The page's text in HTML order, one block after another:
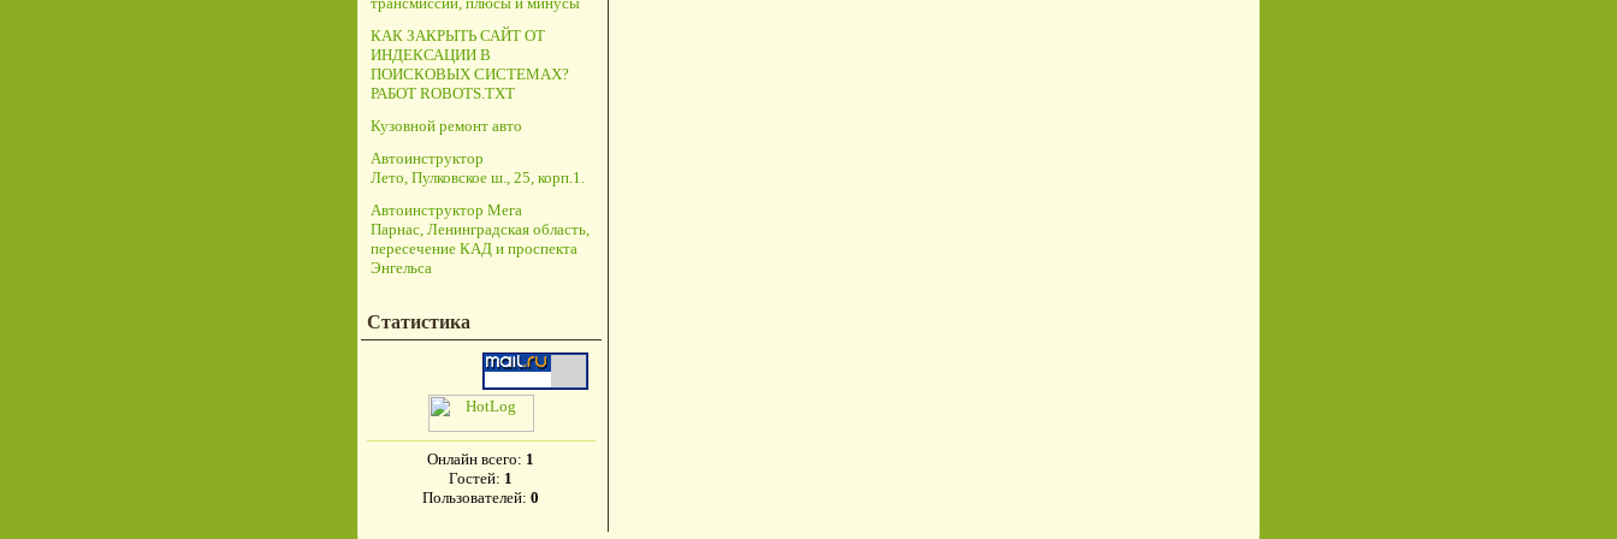
КАК ЗАКРЫТЬ САЙТ ОТ
ИНДЕКСАЦИИ В
ПОИСКОВЫХ СИСТЕМАХ?
РАБОТ ROBOTS.TXT
Кузовной ремонт авто
Автоинструктор
Лето, Пулковское ш., 25, корп.1.
Автоинструктор Мега
Парнас, Ленинградская область,
пересечение КАД и проспекта
Энгельса
Статистика
Онлайн всего: 1
Гостей: 1
Пользователей: 0